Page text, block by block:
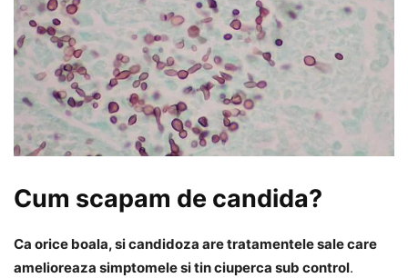
Cum scapam de candida?
Ca orice boala, si candidoza are tratamentele sale care
amelioreaza simptomele si tin ciuperca sub control.